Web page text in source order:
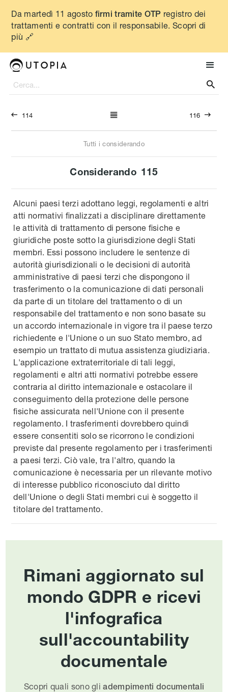
Da martedì 11 agosto firmi tramite OTP registro dei
trattamenti e contratti con il responsabile. Scopri di
più 🔗

 114  116 
Tutti i considerando
Considerando 115
Alcuni paesi terzi adottano leggi, regolamenti e altri
atti normativi finalizzati a disciplinare direttamente
le attività di trattamento di persone fisiche e
giuridiche poste sotto la giurisdizione degli Stati
membri. Essi possono includere le sentenze di
autorità giurisdizionali o le decisioni di autorità
amministrative di paesi terzi che dispongono il
trasferimento o la comunicazione di dati personali
da parte di un titolare del trattamento o di un
responsabile del trattamento e non sono basate su
un accordo internazionale in vigore tra il paese terzo
richiedente e l'Unione o un suo Stato membro, ad
esempio un trattato di mutua assistenza giudiziaria.
L'applicazione extraterritoriale di tali leggi,
regolamenti e altri atti normativi potrebbe essere
contraria al diritto internazionale e ostacolare il
conseguimento della protezione delle persone
fisiche assicurata nell'Unione con il presente
regolamento. I trasferimenti dovrebbero quindi
essere consentiti solo se ricorrono le condizioni
previste dal presente regolamento per i trasferimenti
a paesi terzi. Ciò vale, tra l'altro, quando la
comunicazione è necessaria per un rilevante motivo
di interesse pubblico riconosciuto dal diritto
dell'Unione o degli Stati membri cui è soggetto il
titolare del trattamento.
Rimani aggiornato sul
mondo GDPR e ricevi
l'infografica
sull'accountability
documentale
Scopri quali sono gliadempimenti documentali